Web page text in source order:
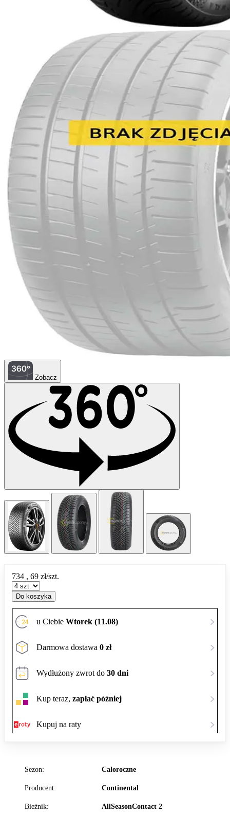
Zobacz
Sezon: Całoroczne
Producent: Continental
Bieżnik: AllSeasonContact 2
734 , 69 zł/szt.
Do koszyka
u Ciebie Wtorek (11.08)
Darmowa dostawa 0 zł
Wydłużony zwrot do 30 dni
Kup teraz, zapłać później
Kupuj na raty